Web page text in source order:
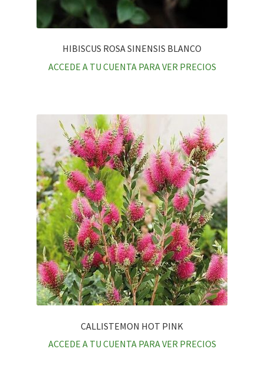
HIBISCUS ROSA SINENSIS BLANCO
ACCEDE A TU CUENTA PARA VER PRECIOS
CALLISTEMON HOT PINK
ACCEDE A TU CUENTA PARA VER PRECIOS